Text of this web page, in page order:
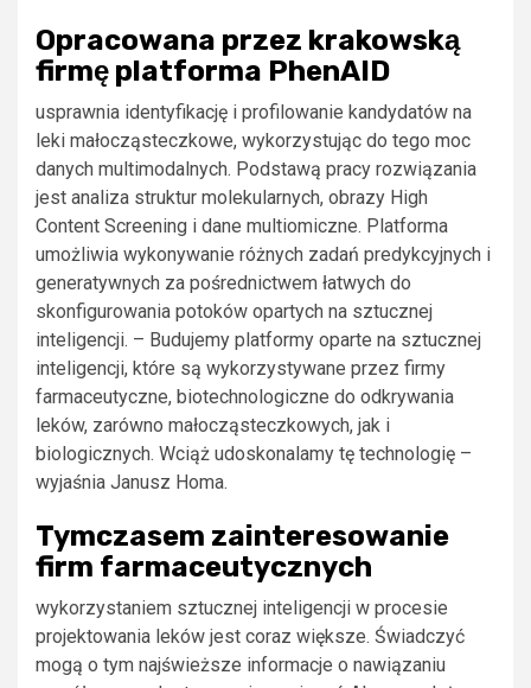
Opracowana przez krakowską
firmę platforma PhenAID
usprawnia identyfikację i profilowanie kandydatów na
leki małocząsteczkowe, wykorzystując do tego moc
danych multimodalnych. Podstawą pracy rozwiązania
jest analiza struktur molekularnych, obrazy High
Content Screening i dane multiomiczne. Platforma
umożliwia wykonywanie różnych zadań predykcyjnych i
generatywnych za pośrednictwem łatwych do
skonfigurowania potoków opartych na sztucznej
inteligencji. – Budujemy platformy oparte na sztucznej
inteligencji, które są wykorzystywane przez firmy
farmaceutyczne, biotechnologiczne do odkrywania
leków, zarówno małocząsteczkowych, jak i
biologicznych. Wciąż udoskonalamy tę technologię –
wyjaśnia Janusz Homa.
Tymczasem zainteresowanie
firm farmaceutycznych
wykorzystaniem sztucznej inteligencji w procesie
projektowania leków jest coraz większe. Świadczyć
mogą o tym najświeższe informacje o nawiązaniu